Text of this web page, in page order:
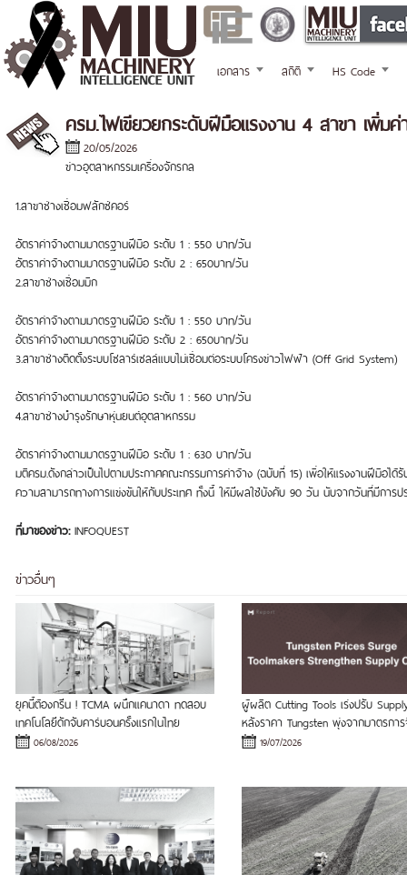
เอกสาร สถิติ HS Code
ครม.ไฟเขียวยกระดับฝีมือแรงงาน 4 สาขา เพิ่
20/05/2026
ข่าวอุตสาหกรรมเครื่องจักรกล
1.สาขาช่างเชื่อมฟลักซ์คอร์
อัตราค่าจ้างตามมาตรฐานฝีมือ ระดับ 1 : 550 บาท/วัน
อัตราค่าจ้างตามมาตรฐานฝีมือ ระดับ 2 : 650บาท/วัน
2.สาขาช่างเชื่อมมิก
อัตราค่าจ้างตามมาตรฐานฝีมือ ระดับ 1 : 550 บาท/วัน
อัตราค่าจ้างตามมาตรฐานฝีมือ ระดับ 2 : 650บาท/วัน
3.สาขาช่างติดตั้งระบบโซลาร์เซลล์แบบไม่เชื่อมต่อระบบโครงข่าวไฟฟ้า (Off Grid System)
อัตราค่าจ้างตามมาตรฐานฝีมือ ระดับ 1 : 560 บาท/วัน
4.สาขาช่างบำรุงรักษาหุ่นยนต์อุตสาหกรรม
อัตราค่าจ้างตามมาตรฐานฝีมือ ระดับ 1 : 630 บาท/วัน
มติครม.ดังกล่าวเป็นไปตามประกาศคณะกรรมการค่าจ้าง (ฉบับที่ 15) เพื่อให้แรงงานฝีมือไ
ความสามารถทางการแข่งขันให้กับประเทศ ทั้งนี้ ให้มีผลใช้บังคับ 90 วัน นับจากวันที่มีการป
ที่มาของข่าว: INFOQUEST
ข่าวอื่นๆ
ยุคนี้ต้องกรีน ! TCMA ผนึกแคนาดา ทดสอบ
เทคโนโลยีดักจับคาร์บอนครั้งแรกในไทย
06/08/2026
ผู้ผลิต Cutting Tools เร่งปรับ
หลังราคา Tungsten พุ่งจากมาตรกา
19/07/2026